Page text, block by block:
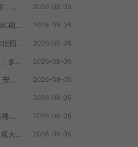
Google Ads运营精通课：系统拆解投放全流程，优化账户提升广告投产回报率 2026-08-06
零撸搬砖掘金项目，玩法稳定普通人可落地的长期副业，月收益轻松10000+ 2026-08-06
小红书虚拟产品14天实战变现营-第7期：需求挖掘×AI+Skill原创×产品矩阵×内容笔记×一人公司进阶×全链路 2026-08-05
零基础普通人增收方案，轻投入布局被动收入，多多虚拟月收益 1-3 万 2026-08-05
全新EA量化打法，月化本金翻倍的全新策略，安全稳定持续输出 2026-08-05
2026-08-05
2026最新淘宝无人直播带货，日入1k+，无违规·稳定·可持续，抓住风口，轻松上手，收益可见【揭秘】 2026-08-05
电商企业财务合规与税务优化实战，从行业合规大势切入，系统梳理增值税、企业所得税、个税等全税种要点 2026-08-05